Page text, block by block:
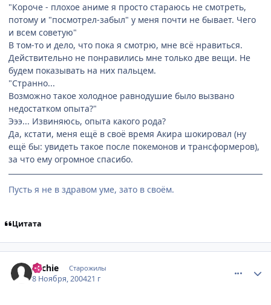
"Короче - плохое аниме я просто стараюсь не смотреть,
потому и "посмотрел-забыл" у меня почти не бывает. Чего
и всем советую"
В том-то и дело, что пока я смотрю, мне всё нравиться.
Действительно не понравились мне только две вещи. Не
будем показывать на них пальцем.
"Странно...
Возможно такое холодное равнодушие было вызвано
недостатком опыта?"
Эээ... Извиняюсь, опыта какого рода?
Да, кстати, меня ещё в своё время Акира шокировал (ну
ещё бы: увидеть такое после покемонов и трансформеров),
за что ему огромное спасибо.
Пусть я не в здравом уме, зато в своём.
Цитата
Archie Старожилы
8 Ноября, 200421 г